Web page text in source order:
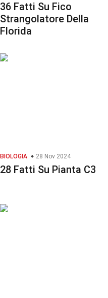
36 Fatti Su Fico
Strangolatore Della
Florida
BIOLOGIA 28 Nov 2024
28 Fatti Su Pianta C3